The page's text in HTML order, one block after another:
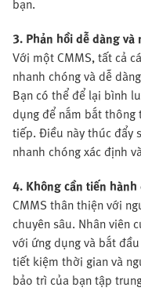
bạn.
3. Phản hồi dễ dàng và
Với một CMMS, tất cả
nhanh chóng và dễ
Bạn có thể để lại bình
dụng để nắm bắt
tiếp. Điều này thúc đẩy
nhanh chóng xác định
4. Không cần tiến
CMMS thân thiện với
chuyên sâu. Nhân viên
với ứng dụng và bắt
tiết kiệm thời gian và
bảo trì của bạn tập